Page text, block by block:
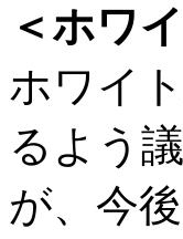
＜ホワ
ホワイ
るよう
が、今